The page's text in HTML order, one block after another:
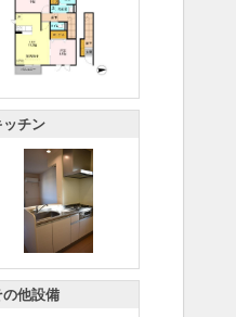
ッチン
の他設備